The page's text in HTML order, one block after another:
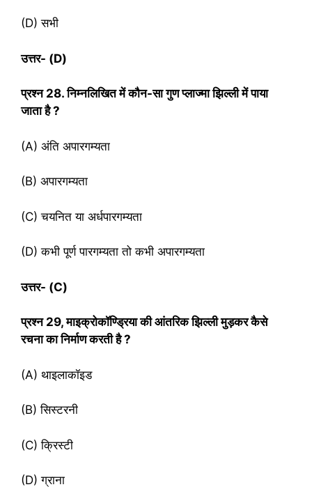
(D) सभी
उत्तर- (D)
प्रश्‍न 28. निम्नलिखित में कौन-सा गुण प्लाज्मा झिल्ली में पाया
जाता है ?
(A) अंति अपारगम्यता
(B) अपारगम्यता
(C) चयनित या अर्धपारगम्यता
(D) कभी पूर्ण पारगम्यता तो कभी अपारगम्यता
उत्तर- (C)
प्रश्‍न 29, माइक्रोकॉण्ड्रिया की आंतरिक झिल्ली मुड़कर कैसे
रचना का निर्माण करती है ?
(A) थाइलाकॉइड
(B) सिस्टरनी
(C) क्रि‍स्‍टी
(D) ग्राना